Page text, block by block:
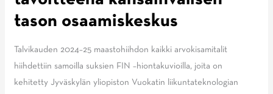
tason osaamiskeskus
Talvikauden 2024–25 maastohiihdon kaikki arvokisamitalit
hiihdettiin samoilla suksien FIN –hiontakuvioilla, joita on
kehitetty Jyväskylän yliopiston Vuokatin liikuntateknologian